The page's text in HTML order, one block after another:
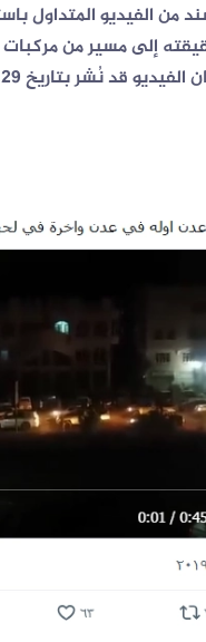
الفيديو المتداول
إلى مسير من مركبات
قد نُشر بتاريخ 29 أغسطس 2019م.